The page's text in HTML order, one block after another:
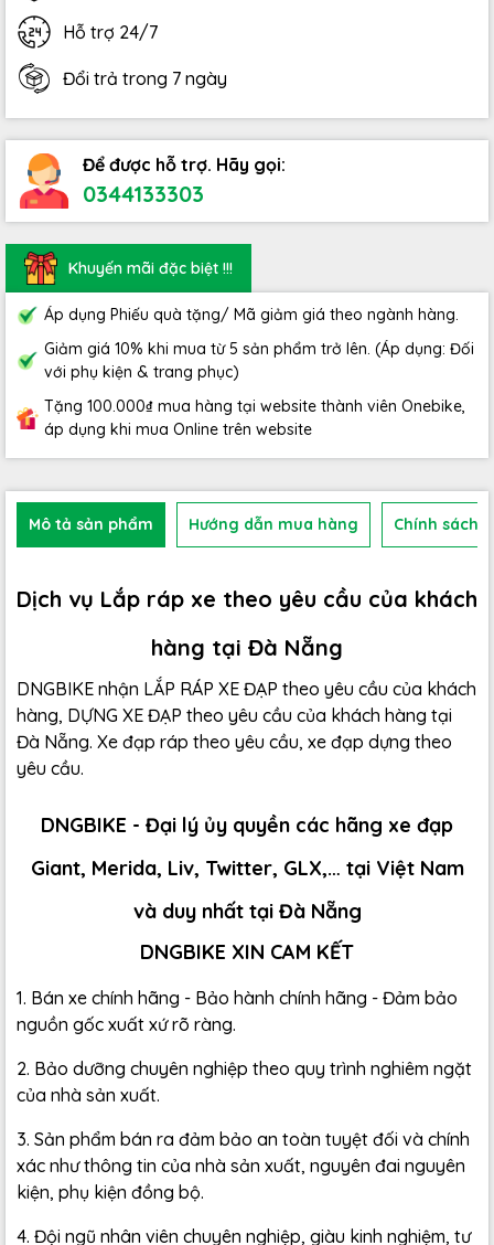
Hỗ trợ 24/7
Đổi trả trong 7 ngày
Để được hỗ trợ. Hãy gọi:
0344133303
Khuyến mãi đặc biệt !!!
Áp dụng Phiếu quà tặng/ Mã giảm giá theo ngành hàng.
Giảm giá 10% khi mua từ 5 sản phẩm trở lên. (Áp dụng: Đối
với phụ kiện & trang phục)
Tặng 100.000₫ mua hàng tại website thành viên Onebike,
áp dụng khi mua Online trên website
Mô tả sản phẩm Hướng dẫn mua hàng Chính sách
Dịch vụ Lắp ráp xe theo yêu cầu của khách
hàng tại Đà Nẵng
DNGBIKE nhận LẮP RÁP XE ĐẠP theo yêu cầu của khách
hàng, DỰNG XE ĐẠP theo yêu cầu của khách hàng tại
Đà Nẵng. Xe đạp ráp theo yêu cầu, xe đạp dựng theo
yêu cầu.
DNGBIKE - Đại lý ủy quyền các hãng xe đạp
Giant, Merida, Liv, Twitter, GLX,… tại Việt Nam
và duy nhất tại Đà Nẵng
DNGBIKE XIN CAM KẾT
1. Bán xe chính hãng - Bảo hành chính hãng - Đảm bảo
nguồn gốc xuất xứ rõ ràng.
2. Bảo dưỡng chuyên nghiệp theo quy trình nghiêm ngặt
của nhà sản xuất.
3. Sản phẩm bán ra đảm bảo an toàn tuyệt đối và chính
xác như thông tin của nhà sản xuất, nguyên đai nguyên
kiện, phụ kiện đồng bộ.
4. Đội ngũ nhân viên chuyên nghiệp, giàu kinh nghiệm, tư